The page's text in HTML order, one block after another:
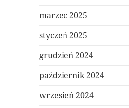
marzec 2025
styczeń 2025
grudzień 2024
październik 2024
wrzesień 2024